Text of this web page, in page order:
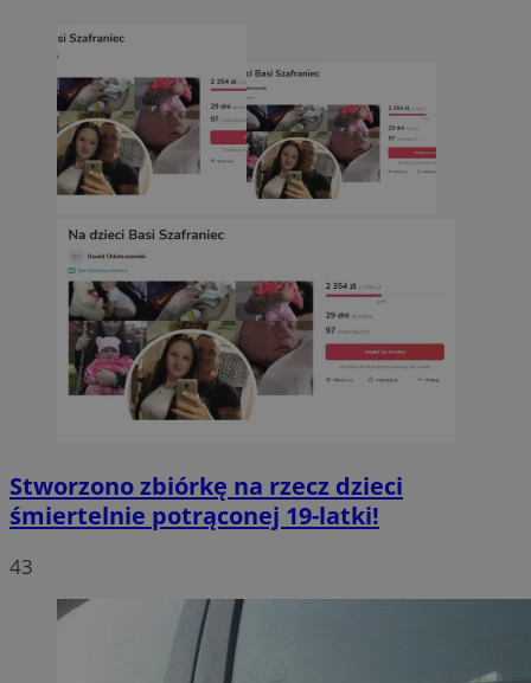
Stworzono zbiórkę na rzecz dzieci
śmiertelnie potrąconej 19-latki!
43